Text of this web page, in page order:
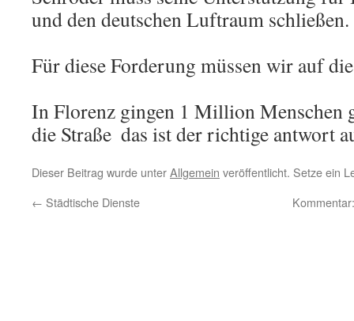
und den deutschen Luftraum schließen.
Für diese Forderung müssen wir auf
In Florenz gingen 1 Million Menschen
die Straße  das ist der richtige antwort
Dieser Beitrag wurde unterAllgemein veröffentlicht. Setze ein
← Städtische Dienste